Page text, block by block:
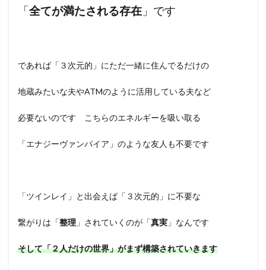
「全てが満たされる存在 」です
であれば「３次元的」にただ一緒に住んでるだけの
地蔵みたいな夫やATMのように活用している夫など
必要ないのです こちらのエネルギーを吸い取る
「エナジーヴァンパイア」のような友人も不要です
「ツインレイ」と出会えば「３次元的」に不要な
繋がりは「整理 」されていくのが「真実 」なんです
そして「２人だけの世界」がまず構築されていきます